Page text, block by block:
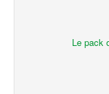
Le pack